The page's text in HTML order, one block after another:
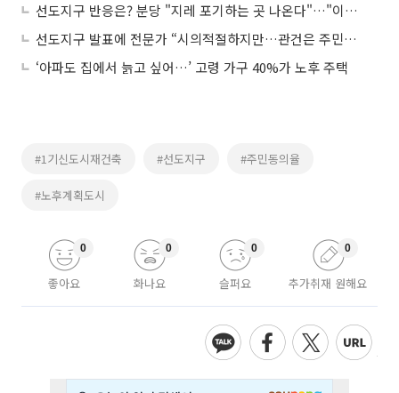
선도지구 반응은? 분당 "지레 포기하는 곳 나온다"…"이주계획 국토부서 해결해야"
선도지구 발표에 전문가 “시의적절하지만…관건은 주민동의율 확보”
‘아파도 집에서 늙고 싶어…’ 고령 가구 40%가 노후 주택
#1기신도시재건축 #선도지구 #주민동의율
#노후계획도시
좋아요
0
화나요
0
슬퍼요
0
추가취재 원해요
0